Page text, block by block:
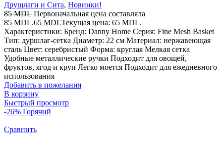
Друшлаги и Сита, Новинки!
85MDL Первоначальная цена составляла
85 MDL.65 MDLТекущая цена: 65 MDL.
Характеристики: Бренд: Danny Home Серия: Fine Mesh Basket
Тип: дуршлаг-сетка Диаметр: 22 см Материал: нержавеющая
сталь Цвет: серебристый Форма: круглая Мелкая сетка
Удобные металлические ручки Подходит для овощей,
фруктов, ягод и круп Легко моется Подходит для ежедневного
использования
Добавить в пожелания
В корзину
Быстрый просмотр
-26% Горячий
Сравнить